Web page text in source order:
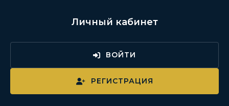
Личный кабинет
ВОЙТИ
РЕГИСТРАЦИЯ